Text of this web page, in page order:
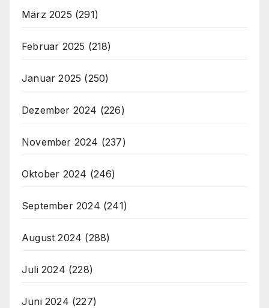
März 2025 (291)
Februar 2025 (218)
Januar 2025 (250)
Dezember 2024 (226)
November 2024 (237)
Oktober 2024 (246)
September 2024 (241)
August 2024 (288)
Juli 2024 (228)
Juni 2024 (227)